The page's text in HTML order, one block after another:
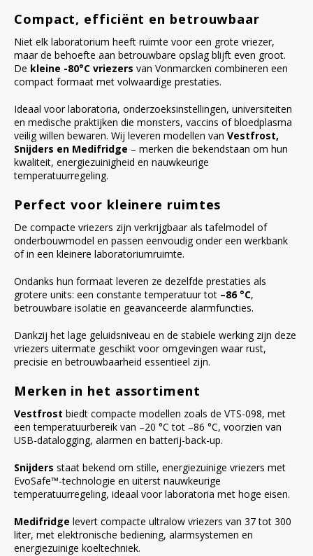
Compact, efficiënt en betrouwbaar
Niet elk laboratorium heeft ruimte voor een grote vriezer,
maar de behoefte aan betrouwbare opslag blijft even groot.
De kleine -80°C vriezers van Vonmarcken combineren een
compact formaat met volwaardige prestaties.
Ideaal voor laboratoria, onderzoeksinstellingen, universiteiten
en medische praktijken die monsters, vaccins of bloedplasma
veilig willen bewaren. Wij leveren modellen van Vestfrost,
Snijders en Medifridge – merken die bekendstaan om hun
kwaliteit, energiezuinigheid en nauwkeurige
temperatuurregeling.
Perfect voor kleinere ruimtes
De compacte vriezers zijn verkrijgbaar als tafelmodel of
onderbouwmodel en passen eenvoudig onder een werkbank
of in een kleinere laboratoriumruimte.
Ondanks hun formaat leveren ze dezelfde prestaties als
grotere units: een constante temperatuur tot –86 °C,
betrouwbare isolatie en geavanceerde alarmfuncties.
Dankzij het lage geluidsniveau en de stabiele werking zijn deze
vriezers uitermate geschikt voor omgevingen waar rust,
precisie en betrouwbaarheid essentieel zijn.
Merken in het assortiment
Vestfrost biedt compacte modellen zoals de VTS-098, met
een temperatuurbereik van –20 °C tot –86 °C, voorzien van
USB-datalogging, alarmen en batterij-back-up.
Snijders staat bekend om stille, energiezuinige vriezers met
EvoSafe™-technologie en uiterst nauwkeurige
temperatuurregeling, ideaal voor laboratoria met hoge eisen.
Medifridge levert compacte ultralow vriezers van 37 tot 300
liter, met elektronische bediening, alarmsystemen en
energiezuinige koeltechniek.